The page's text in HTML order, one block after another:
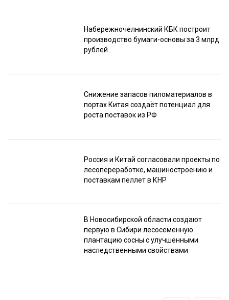
Набережночелнинский КБК построит
производство бумаги-основы за 3 млрд
рублей
Снижение запасов пиломатериалов в
портах Китая создаёт потенциал для
роста поставок из РФ
Россия и Китай согласовали проекты по
лесопереработке, машиностроению и
поставкам пеллет в КНР
В Новосибирской области создают
первую в Сибири лесосеменную
плантацию сосны с улучшенными
наследственными свойствами